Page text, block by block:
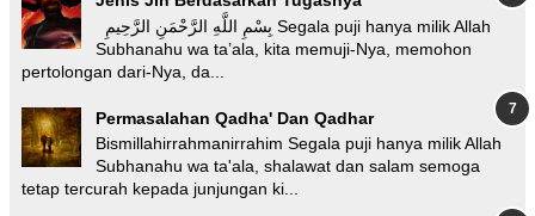
Subhanahu wa ta’ala, kita memuji-Nya, memohon
pertolongan dari-Nya, da...
Permasalahan Qadha' Dan Qadhar
Bismillahirrahmanirrahim Segala puji hanya milik Allah
Subhanahu wa ta'ala, shalawat dan salam semoga
tetap tercurah kepada junjungan ki...